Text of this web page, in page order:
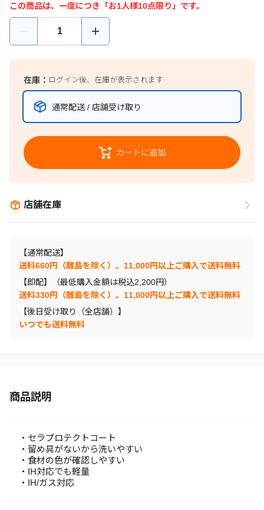
この商品は、一度につき「お1人様10点限り」です。
在庫： ログイン後、在庫が表示されます
通常配送 / 店舗受け取り
カートに追加
店舗在庫
【通常配送】
送料660円（離島を除く）。11,000円以上ご購入で送料無料
【即配】（最低購入金額は税込2,200円）
送料330円（離島を除く）。11,000円以上ご購入で送料無料
【後日受け取り（全店舗）】
いつでも送料無料
商品説明
・セラプロテクトコート
・留め具がないから洗いやすい
・食材の色が確認しやすい
・IH対応でも軽量
・IH/ガス対応